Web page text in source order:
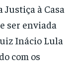
à Casa
ser enviada
Inácio Lula
com os